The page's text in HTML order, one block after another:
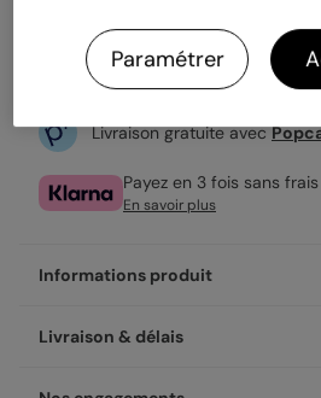
Livraison gratuite avec
Payez en 3 fois sans frais
En savoir plus
Informations produit
Et si votre faire-part baptême
Livraison & délais
Paramétrer